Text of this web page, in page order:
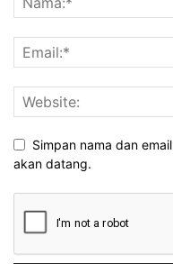
Simpan nama dan
akan datang.